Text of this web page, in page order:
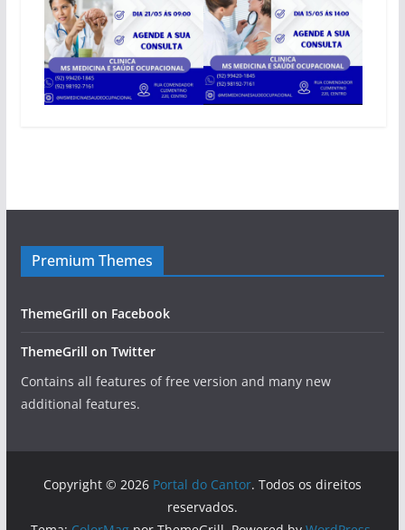
Premium Themes
ThemeGrill on Facebook
ThemeGrill on Twitter
Contains all features of free version and many new
additional features.
Copyright © 2026 Portal do Cantor. Todos os direitos
reservados.